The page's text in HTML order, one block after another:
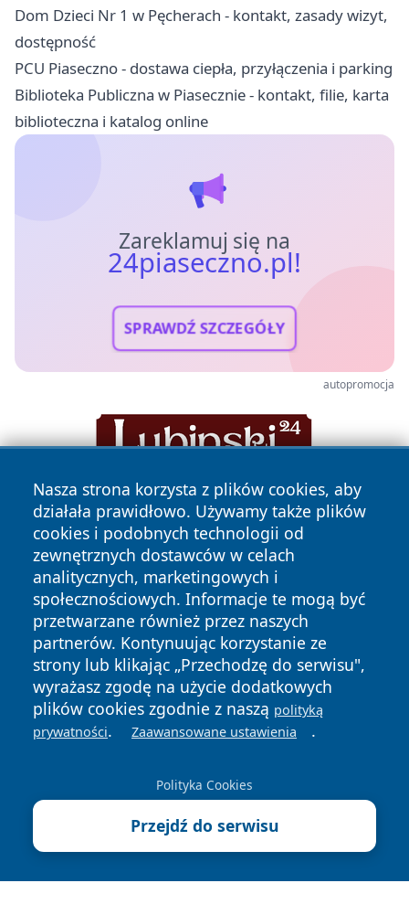
Dom Dzieci Nr 1 w Pęcherach - kontakt, zasady wizyt,
dostępność
PCU Piaseczno - dostawa ciepła, przyłączenia i parking
Biblioteka Publiczna w Piasecznie - kontakt, filie, karta
biblioteczna i katalog online
Zareklamuj się na
24piaseczno.pl!
SPRAWDŹ SZCZEGÓŁY
autopromocja
Nasza strona korzysta z plików cookies, aby
działała prawidłowo. Używamy także plików
cookies i podobnych technologii od
zewnętrznych dostawców w celach
analitycznych, marketingowych i
społecznościowych. Informacje te mogą być
przetwarzane również przez naszych
partnerów. Kontynuując korzystanie ze
strony lub klikając „Przechodzę do serwisu",
wyrażasz zgodę na użycie dodatkowych
plików cookies zgodnie z naszą polityką
prywatności. Zaawansowane ustawienia .
Polityka Cookies
Przejdź do serwisu
Copyright © 2026 24piaseczno.pl Wszystkie prawa
zastrzeżone.
News Autorzy
Polityka
Prywatności
Polityka
Cookies